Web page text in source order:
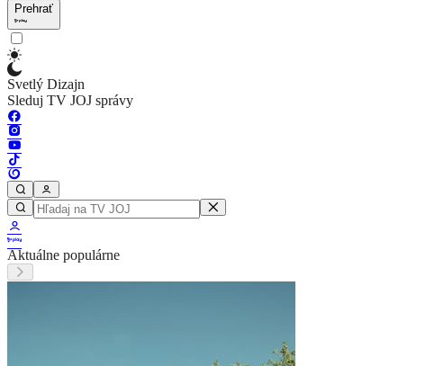
Prehrať
Svetlý Dizajn
Sleduj TV JOJ správy
Aktuálne populárne